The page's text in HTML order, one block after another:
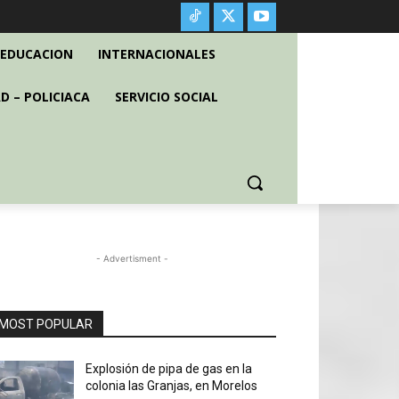
EDUCACION INTERNACIONALES
– POLICIACA SERVICIO SOCIAL
- Advertisment -
POPULAR
Explosión de pipa de gas en la
colonia las Granjas, en Morelos